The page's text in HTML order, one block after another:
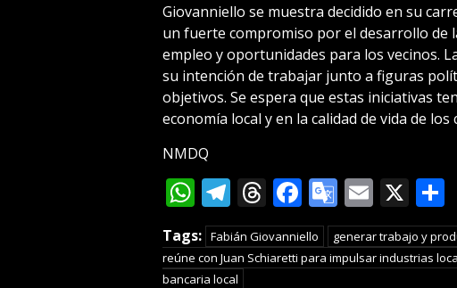
Giovanniello se muestra decidido en su
un fuerte compromiso por el desarrollo de
empleo y oportunidades para los vecinos.
su intención de trabajar junto a figuras
objetivos. Se espera que estas iniciativas
economía local y en la calidad de vida de los
NMDQ
WhatsApp
Telegram
Threads
Facebook
Google
Email
X
Tags: Fabián Giovanniello generar trabajo y
reúne con Juan Schiaretti para impulsar industrias
bancaria local